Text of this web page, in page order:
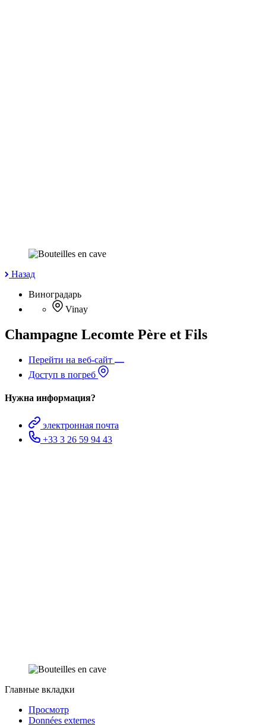
Назад
Виноградарь
Vinay
Champagne Lecomte Père et Fils
Перейти на веб-сайт
Доступ в погреб
Нужна информация?
электронная почта
+33 3 26 59 94 43
Главные вкладки
Просмотр
Données externes